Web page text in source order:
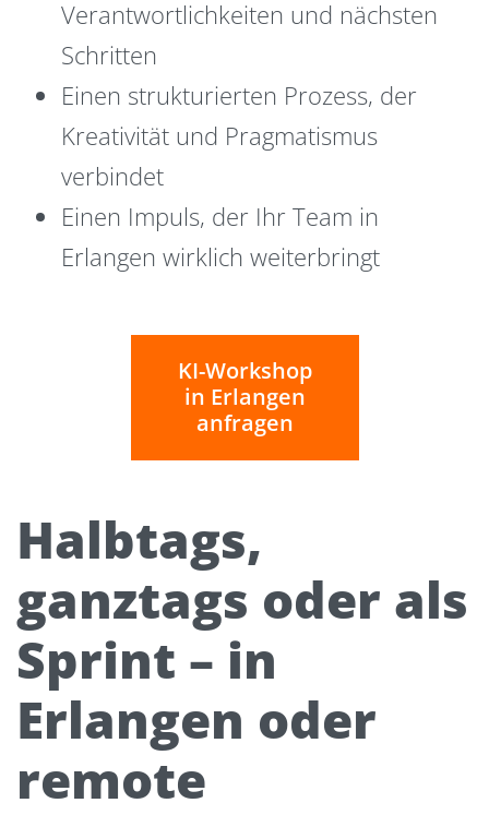
Verantwortlichkeiten und nächsten
Schritten
Einen strukturierten Prozess, der
Kreativität und Pragmatismus
verbindet
Einen Impuls, der Ihr Team in
Erlangen wirklich weiterbringt
KI-Workshop
in Erlangen
anfragen
Halbtags,
ganztags oder als
Sprint – in
Erlangen oder
remote